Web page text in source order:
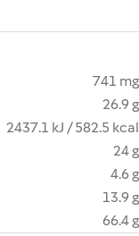
741 mg
26.9 g
2437.1 kJ / 582.5 kcal
24 g
4.6 g
13.9 g
66.4 g